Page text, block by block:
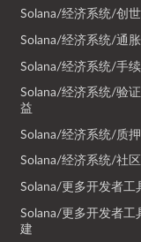
Solana/经济系统/创
Solana/经济系统/通
Solana/经济系统/手
Solana/经济系统/验
益
Solana/经济系统/质押
Solana/经济系统/社
Solana/更多开发者工
Solana/更多开发者
建